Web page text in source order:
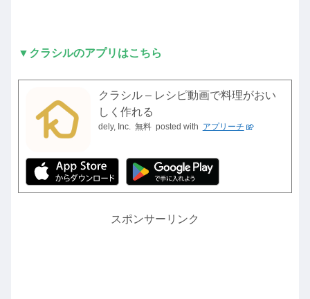
▼クラシルのアプリはこちら
クラシル – レシピ動画で料理がおい
しく作れる
dely, Inc. 無料 posted with アプリーチ
スポンサーリンク